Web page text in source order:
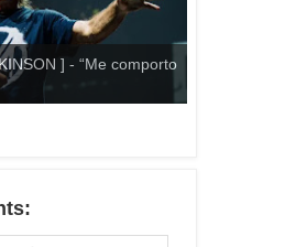
] - “Me comporto